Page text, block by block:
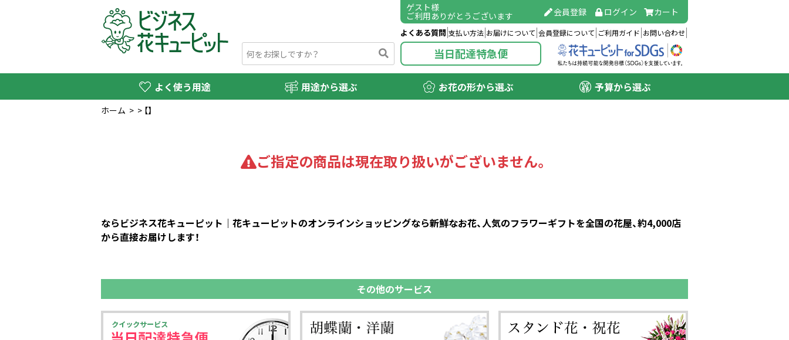
ゲスト様
ご利用ありがとうございます 会員登録 ログイン カート
よくある質問 支払い方法 お届けについて 会員登録について ご利用ガイド お問い合わせ
当日配達特急便
よく使う用途 用途から選ぶ お花の形から選ぶ 予算から選ぶ
ホーム > > 【】
ご指定の商品は現在取り扱いがございません。
ならビジネス花キューピット｜花キューピットのオンラインショッピングなら新鮮なお花、人気のフラワーギフトを全国の花屋、約4,000店
から直接お届けします！
その他のサービス